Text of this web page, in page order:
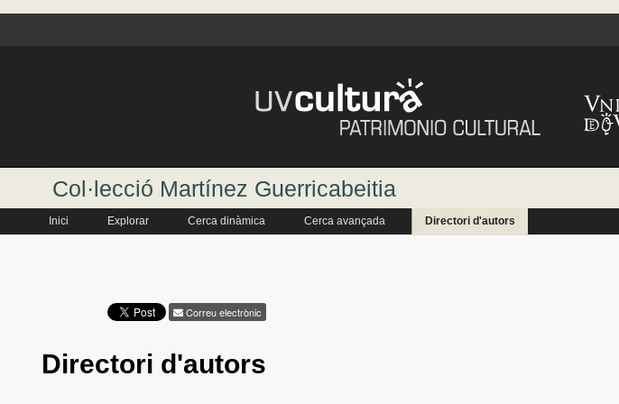
Col·lecció Martínez Guerricabeitia
Inici Explorar Cerca dinàmica Cerca avançada Directori d'autors
Correu electrònic
Directori d'autors